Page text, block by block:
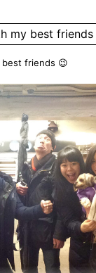
my best friends
friends 😉